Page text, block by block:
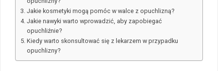
Jakie kosmetyki mogą pomóc w walce z opuchlizną?
Jakie nawyki warto wprowadzić, aby zapobiegać
opuchliźnie?
Kiedy warto skonsultować się z lekarzem w przypadku
opuchlizny?